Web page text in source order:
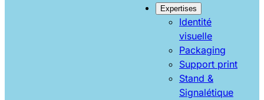
Expertises
Identité
visuelle
Packaging
Support print
Stand &
Signalétique